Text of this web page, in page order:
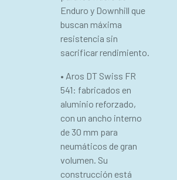
Enduro y Downhill que
buscan máxima
resistencia sin
sacrificar rendimiento.
• Aros DT Swiss FR
541: fabricados en
aluminio reforzado,
con un ancho interno
de 30 mm para
neumáticos de gran
volumen. Su
construcción está